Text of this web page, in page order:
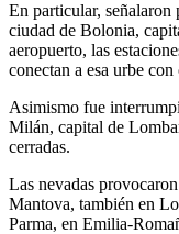
En particular,
ciudad de Bolonia,
aeropuerto, las
conectan a esa urbe con
Asimismo fue
Milán, capital de
cerradas.
Las nevadas
Mantova, también en
Parma, en Emilia-